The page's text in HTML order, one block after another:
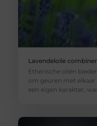
Lavendelolie
Etherische oliën
om geuren met
een eigen karakter,